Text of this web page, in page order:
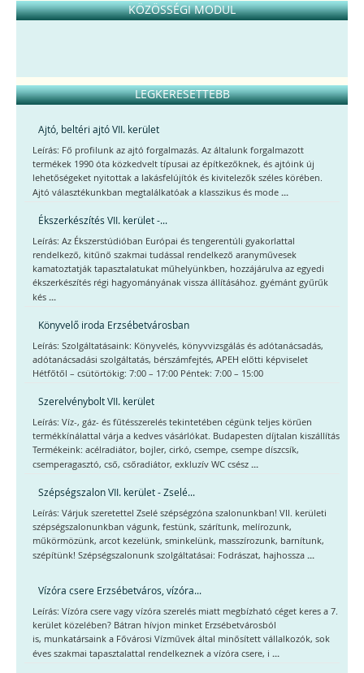
KÖZÖSSÉGI MODUL
LEGKERESETTEBB
Ajtó, beltéri ajtó VII. kerület
Leírás: Fő profilunk az ajtó forgalmazás. Az általunk forgalmazott
termékek 1990 óta közkedvelt típusai az építkezőknek, és ajtóink új
lehetőségeket nyitottak a lakásfelújítók és kivitelezők széles körében.
Ajtó választékunkban megtalálkatóak a klasszikus és mode ...
Ékszerkészítés VII. kerület -...
Leírás: Az Ékszerstúdióban Európai és tengerentúli gyakorlattal
rendelkező, kitűnő szakmai tudással rendelkező aranyművesek
kamatoztatják tapasztalatukat műhelyünkben, hozzájárulva az egyedi
ékszerkészítés régi hagyományának vissza állításához. gyémánt gyűrűk
kés ...
Könyvelő iroda Erzsébetvárosban
Leírás: Szolgáltatásaink: Könyvelés, könyvvizsgálás és adótanácsadás,
adótanácsadási szolgáltatás, bérszámfejtés, APEH előtti képviselet
Hétfőtől – csütörtökig: 7:00 – 17:00 Péntek: 7:00 – 15:00
Szerelvénybolt VII. kerület
Leírás: Víz-, gáz- és fűtésszerelés tekintetében cégünk teljes körűen
termékkínálattal várja a kedves vásárlókat. Budapesten díjtalan kiszállítás
Termékeink: acélradiátor, bojler, cirkó, csempe, csempe díszcsík,
csemperagasztó, cső, csőradiátor, exkluzív WC csész ...
Szépségszalon VII. kerület - Zselé...
Leírás: Várjuk szeretettel Zselé szépségzóna szalonunkban! VII. kerületi
szépségszalonunkban vágunk, festünk, szárítunk, melírozunk,
műkörmözünk, arcot kezelünk, sminkelünk, masszírozunk, barnítunk,
szépítünk! Szépségszalonunk szolgáltatásai: Fodrászat, hajhossza ...
Vízóra csere Erzsébetváros, vízóra...
Leírás: Vízóra csere vagy vízóra szerelés miatt megbízható céget keres a 7.
kerület közelében? Bátran hívjon minket Erzsébetvárosból
is, munkatársaink a Fővárosi Vízművek által minősített vállalkozók, sok
éves szakmai tapasztalattal rendelkeznek a vízóra csere, i ...